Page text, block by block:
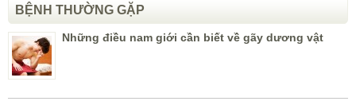
BỆNH THƯỜNG GẶP
Những điều nam giới cần biết về gãy dương vật